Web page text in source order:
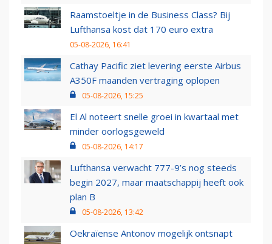
Raamstoeltje in de Business Class? Bij
Lufthansa kost dat 170 euro extra
05-08-2026, 16:41
Cathay Pacific ziet levering eerste Airbus
A350F maanden vertraging oplopen
05-08-2026, 15:25
El Al noteert snelle groei in kwartaal met
minder oorlogsgeweld
05-08-2026, 14:17
Lufthansa verwacht 777-9’s nog steeds
begin 2027, maar maatschappij heeft ook
plan B
05-08-2026, 13:42
Oekraïense Antonov mogelijk ontsnapt